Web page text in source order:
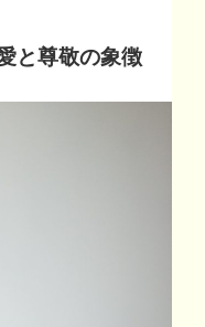
と尊敬の象徴